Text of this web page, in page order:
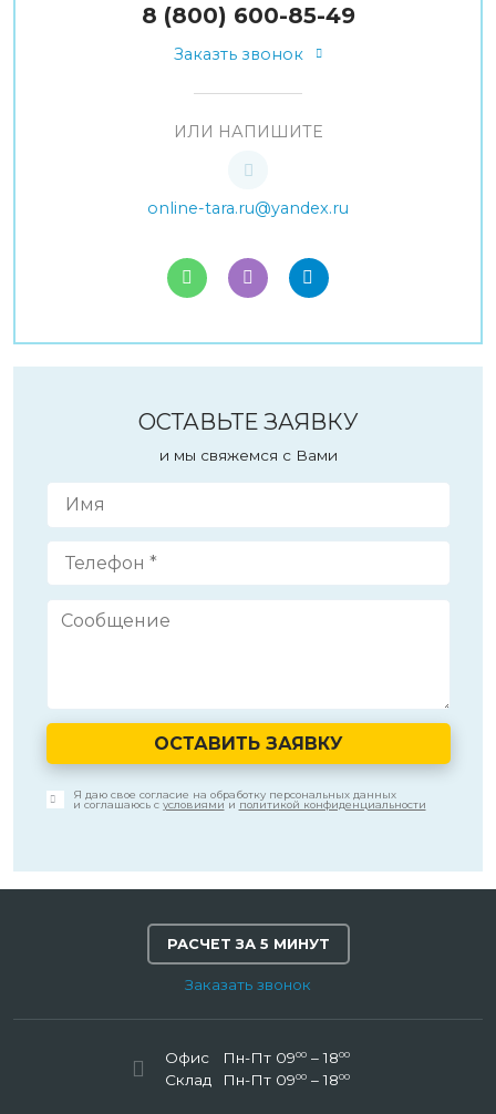
8 (800) 600-85-49
Заказть звонок
ИЛИ НАПИШИТЕ
online-tara.ru@yandex.ru
ОСТАВЬТЕ ЗАЯВКУ
и мы свяжемся с Вами
ОСТАВИТЬ ЗАЯВКУ
Я даю свое согласие на обработку персональных данных
и соглашаюсь с условиями и политикой конфиденциальности
РАСЧЕТ ЗА 5 МИНУТ
Заказать звонок
Офис Пн-Пт 0900– 1800
Склад Пн-Пт 0900– 1800